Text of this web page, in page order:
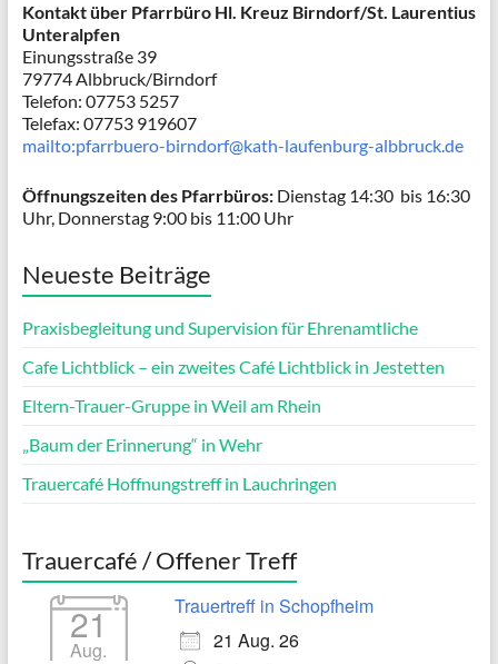
Kontakt über Pfarrbüro Hl. Kreuz Birndorf/St. Laurentius
Unteralpfen
Einungsstraße 39
79774 Albbruck/Birndorf
Telefon: 07753 5257
Telefax: 07753 919607
mailto:pfarrbuero-birndorf@kath-laufenburg-albbruck.de
Öffnungszeiten des Pfarrbüros:Dienstag 14:30 bis 16:30
Uhr, Donnerstag 9:00 bis 11:00 Uhr
Neueste Beiträge
Praxisbegleitung und Supervision für Ehrenamtliche
Cafe Lichtblick – ein zweites Café Lichtblick in Jestetten
Eltern-Trauer-Gruppe in Weil am Rhein
„Baum der Erinnerung“ in Wehr
Trauercafé Hoffnungstreff in Lauchringen
Trauercafé / Offener Treff
21
Aug.
Trauertreff in Schopfheim
21 Aug. 26